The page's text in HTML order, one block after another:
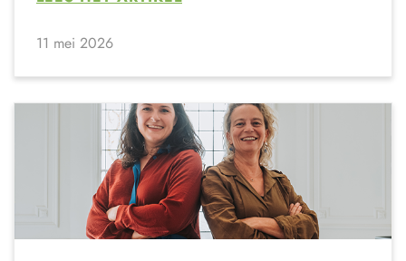
11 mei 2026